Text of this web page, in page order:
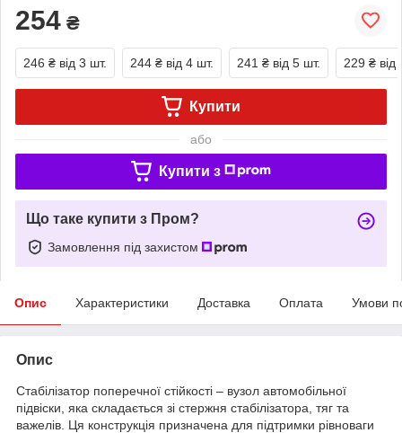
254 ₴
246 ₴ від 3 шт. 244 ₴ від 4 шт. 241 ₴ від 5 шт. 229 ₴ від
Купити
або
Купити з
Що таке купити з Пром?
Замовлення під захистом
Опис Характеристики Доставка Оплата Умови
Опис
Стабілізатор поперечної стійкості – вузол автомобільної
підвіски, яка складається зі стержня стабілізатора, тяг та
важелів. Ця конструкція призначена для підтримки рівноваги